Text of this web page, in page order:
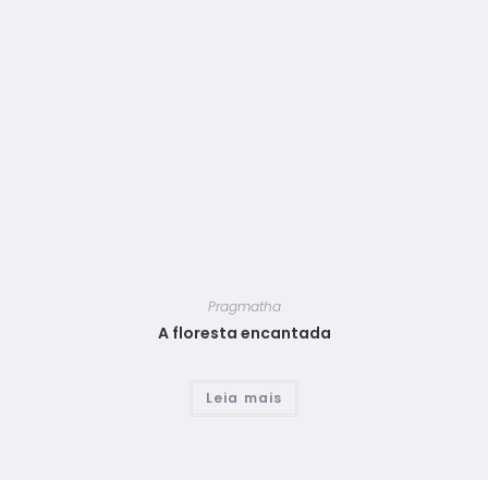
Pragmatha
A floresta encantada
Leia mais